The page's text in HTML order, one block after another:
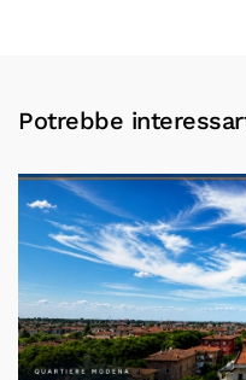
Potrebbe